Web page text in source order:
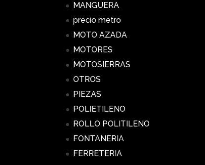
MANGUERA
precio metro
MOTO AZADA
MOTORES
MOTOSIERRAS
OTROS
PIEZAS
POLIETILENO
ROLLO POLITILENO
FONTANERIA
FERRETERIA